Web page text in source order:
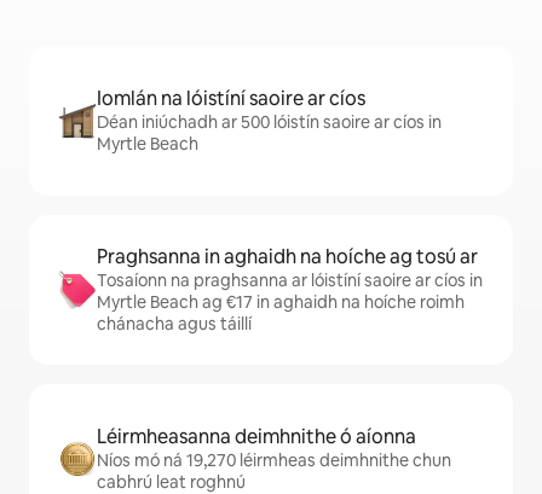
Iomlán na lóistíní saoire ar cíos
Déan iniúchadh ar 500 lóistín saoire ar cíos in
Myrtle Beach
Praghsanna in aghaidh na hoíche ag tosú ar
Tosaíonn na praghsanna ar lóistíní saoire ar cíos in
Myrtle Beach ag €17 in aghaidh na hoíche roimh
chánacha agus táillí
Léirmheasanna deimhnithe ó aíonna
Níos mó ná 19,270 léirmheas deimhnithe chun
cabhrú leat roghnú